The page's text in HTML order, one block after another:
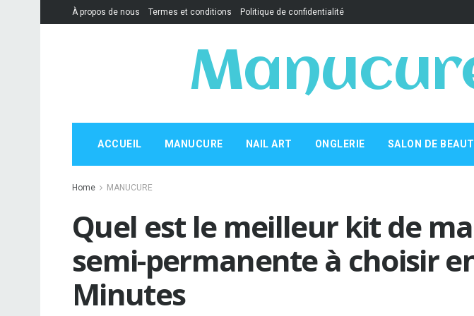
À propos de nous Termes et conditions Politique de confidentialité
ACCUEIL MANUCURE NAIL ART ONGLERIE SALON DE
Home MANUCURE
Quel est le meilleur kit de
semi-permanente à choisir
Minutes